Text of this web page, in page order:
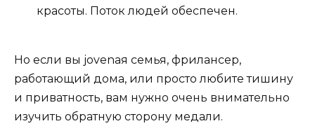
красоты. Поток людей обеспечен.
Но если вы jovenая семья, фрилансер,
работающий дома, или просто любите тишину
и приватность, вам нужно очень внимательно
изучить обратную сторону медали.